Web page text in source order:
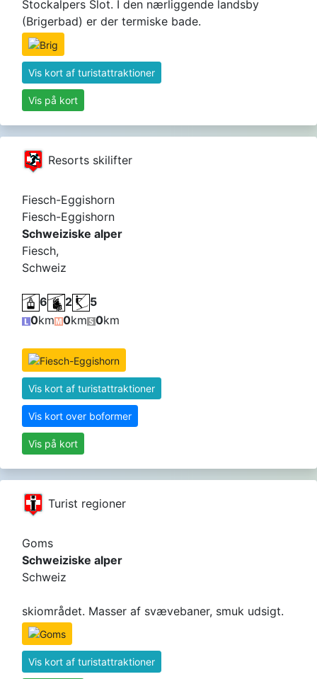
Stockalpers Slot. I den nærliggende landsby
(Brigerbad) er der termiske bade.
Vis kort af turistattraktioner
Vis på kort
Resorts skilifter
Fiesch-Eggishorn
Fiesch-Eggishorn
Schweiziske alper
Fiesch,
Schweiz
6 2
5
0km 0km 0km
Vis kort af turistattraktioner
Vis kort over boformer
Vis på kort
Turist regioner
Goms
Schweiziske alper
Schweiz
skiområdet. Masser af svævebaner, smuk udsigt.
Vis kort af turistattraktioner